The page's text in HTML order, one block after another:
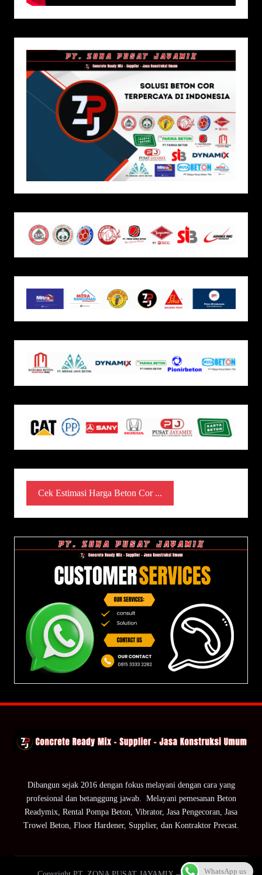
Cek Estimasi Harga Beton Cor ...
Dibangun sejak 2016 dengan fokus melayani dengan cara yang
profesional dan betanggung jawab. Melayani pemesanan Beton
Readymix, Rental Pompa Beton, Vibrator, Jasa Pengecoran, Jasa
Trowel Beton, Floor Hardener, Supplier, dan Kontraktor Precast.
WhatsApp us